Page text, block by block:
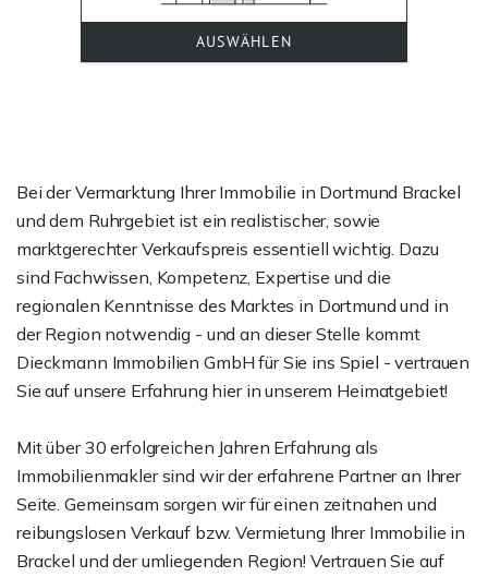
Bei der Vermarktung Ihrer Immobilie in Dortmund Brackel
und dem Ruhrgebiet ist ein realistischer, sowie
marktgerechter Verkaufspreis essentiell wichtig. Dazu
sind Fachwissen, Kompetenz, Expertise und die
regionalen Kenntnisse des Marktes in Dortmund und in
der Region notwendig - und an dieser Stelle kommt
Dieckmann Immobilien GmbH für Sie ins Spiel - vertrauen
Sie auf unsere Erfahrung hier in unserem Heimatgebiet!
Mit über 30 erfolgreichen Jahren Erfahrung als
Immobilienmakler sind wir der erfahrene Partner an Ihrer
Seite. Gemeinsam sorgen wir für einen zeitnahen und
reibungslosen Verkauf bzw. Vermietung Ihrer Immobilie in
Brackel und der umliegenden Region! Vertrauen Sie auf